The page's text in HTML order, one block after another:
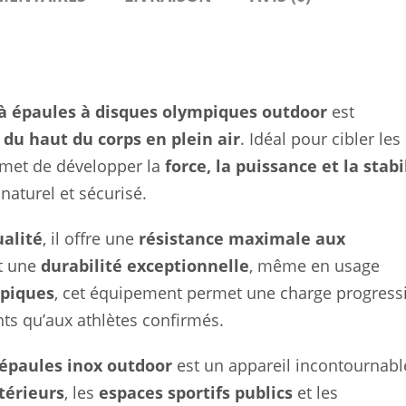
épaules à disques olympiques outdoor est
haut du corps en plein air. Idéal pour cibler les
de développer la force, la puissance et la
et sécurisé.
, il offre une résistance maximale aux
une durabilité exceptionnelle, même en usage
, cet équipement permet une charge
qu’aux athlètes confirmés.
inox outdoor est un appareil
, les espaces sportifs publics et les